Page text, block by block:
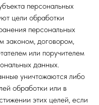
персональных
цели обработки
персональных
законом, договором,
или поручителем
данных.
уничтожаются либо
обработки или в
этих целей, если